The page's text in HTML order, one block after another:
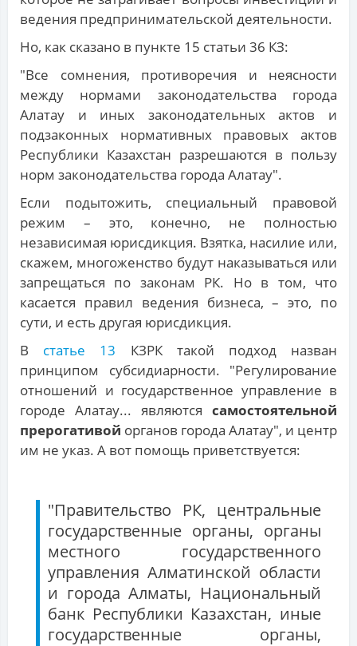
ведения предпринимательской деятельности.
Но, как сказано в пункте 15 статьи 36 КЗ:
"Все сомнения, противоречия и неясности
между нормами законодательства города
Алатау и иных законодательных актов и
подзаконных нормативных правовых актов
Республики Казахстан разрешаются в пользу
норм законодательства города Алатау".
Если подытожить, специальный правовой
режим – это, конечно, не полностью
независимая юрисдикция. Взятка, насилие или,
скажем, многоженство будут наказываться или
запрещаться по законам РК. Но в том, что
касается правил ведения бизнеса, – это, по
сути, и есть другая юрисдикция.
В статье 13 КЗРК такой подход назван
принципом субсидиарности. "Регулирование
отношений и государственное управление в
городе Алатау... являются самостоятельной
прерогативой органов города Алатау", и центр
им не указ. А вот помощь приветствуется:
"Правительство РК, центральные
государственные органы, органы
местного государственного
управления Алматинской области
и города Алматы, Национальный
банк Республики Казахстан, иные
государственные органы,